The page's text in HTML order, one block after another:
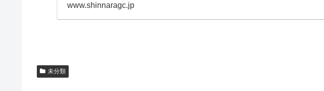
www.shinnaragc.jp
未分類